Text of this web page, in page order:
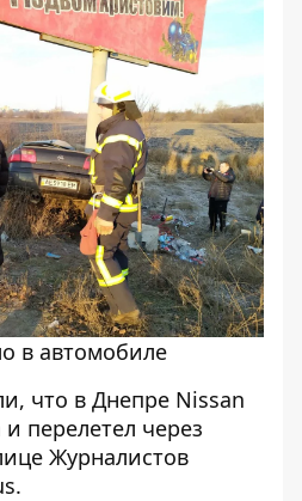
в автомобиле
что в Днепре Nissan
и перелетел через
Журналистов
.